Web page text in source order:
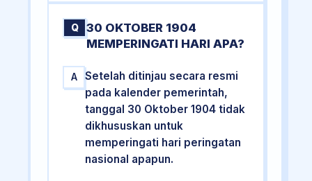
Q
30 OKTOBER 1904
MEMPERINGATI HARI APA?
A
Setelah ditinjau secara resmi
pada kalender pemerintah,
tanggal 30 Oktober 1904 tidak
dikhususkan untuk
memperingati hari peringatan
nasional apapun.